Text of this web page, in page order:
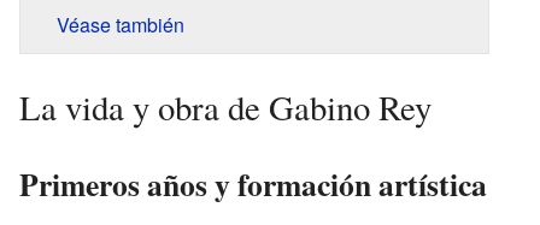
Véase también
La vida y obra de Gabino Rey
Primeros años y formación artística